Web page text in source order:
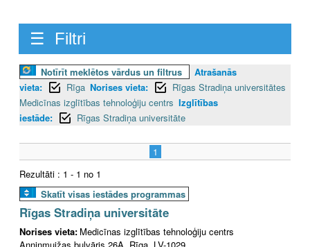
☰ Filtri
Notīrīt meklētos vārdus un filtrus
Atrašanās
vieta:
Rīga Norises vieta:
Rīgas Stradiņa universitātes
Medicīnas izglītības tehnoloģiju centrs Izglītības
iestāde:
Rīgas Stradiņa universitāte
1
Rezultāti : 1 - 1 no 1
Skatīt visas iestādes programmas
Rīgas Stradiņa universitāte
Norises vieta: Medicīnas izglītības tehnoloģiju centrs
Anniņmuižas bulvāris 26A, Rīga, LV-1029